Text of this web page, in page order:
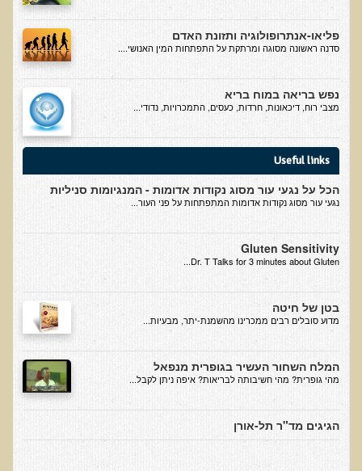
טעויות, שגיאות ומיתוסים בתנועת הרו-פוד
מיתוסים בתנועת המזון ההוליסטי
הרצאות מוקלטות באנגלית
Alkalize and Diet
Anti-Inflammatory Diet
Top Foods for Optimal Health, Longevity, & Detoxification
The Truth About Proteins
Skin Lecture
קצרצרים
קליפ נפאל
הסבר קצר על ויטמין B12
האם רק צמחונים וטבעונים צריכים הכוונה תזונתית?
אומגה 3
האם בטבע אכלנו דגנים וקטניות?
פליאו-אנתרופולוגיה ותזונת האדם
סדנה ראשונה מסוגה ומרתקת על התפתחות המין האנושי....
נפש בריאה במוח בריא
מצבי רוח, דיכאונות, חרדות, כעסים, התמכרויות, נדודי...
Useful links
הכל על נגעי עור מסוג נקודות אדומות - המנגיומות סניליות
נגעי עור מסוג נקודות אדומות המתפתחות על פני העור...
Gluten Sensitivity
Dr. T Talks for 3 minutes about Gluten...
בטן של חיטה
​מדוע סובלים רבים ממכרינו מהשמנת-יתר, מבעיות...
המלח השחור העשיר בגופרית מנפאל
מהי גופרית? מהי חשיבותה לבריאות? איפה ניתן לקבל...
הגיגים מד"ר תל-אורן